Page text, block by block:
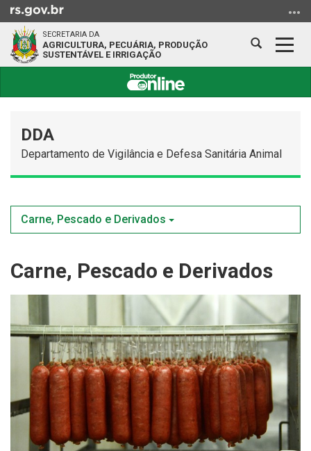
para
conteúdo
SECRETARIA DA
AGRICULTURA, PECUÁRIA, PRODUÇÃO
SUSTENTÁVEL E IRRIGAÇÃO
Abrir
conteúdo
DDA
Departamento de Vigilância e Defesa Sanitária Animal
Carne, Pescado e Derivados
Carne, Pescado e Derivados